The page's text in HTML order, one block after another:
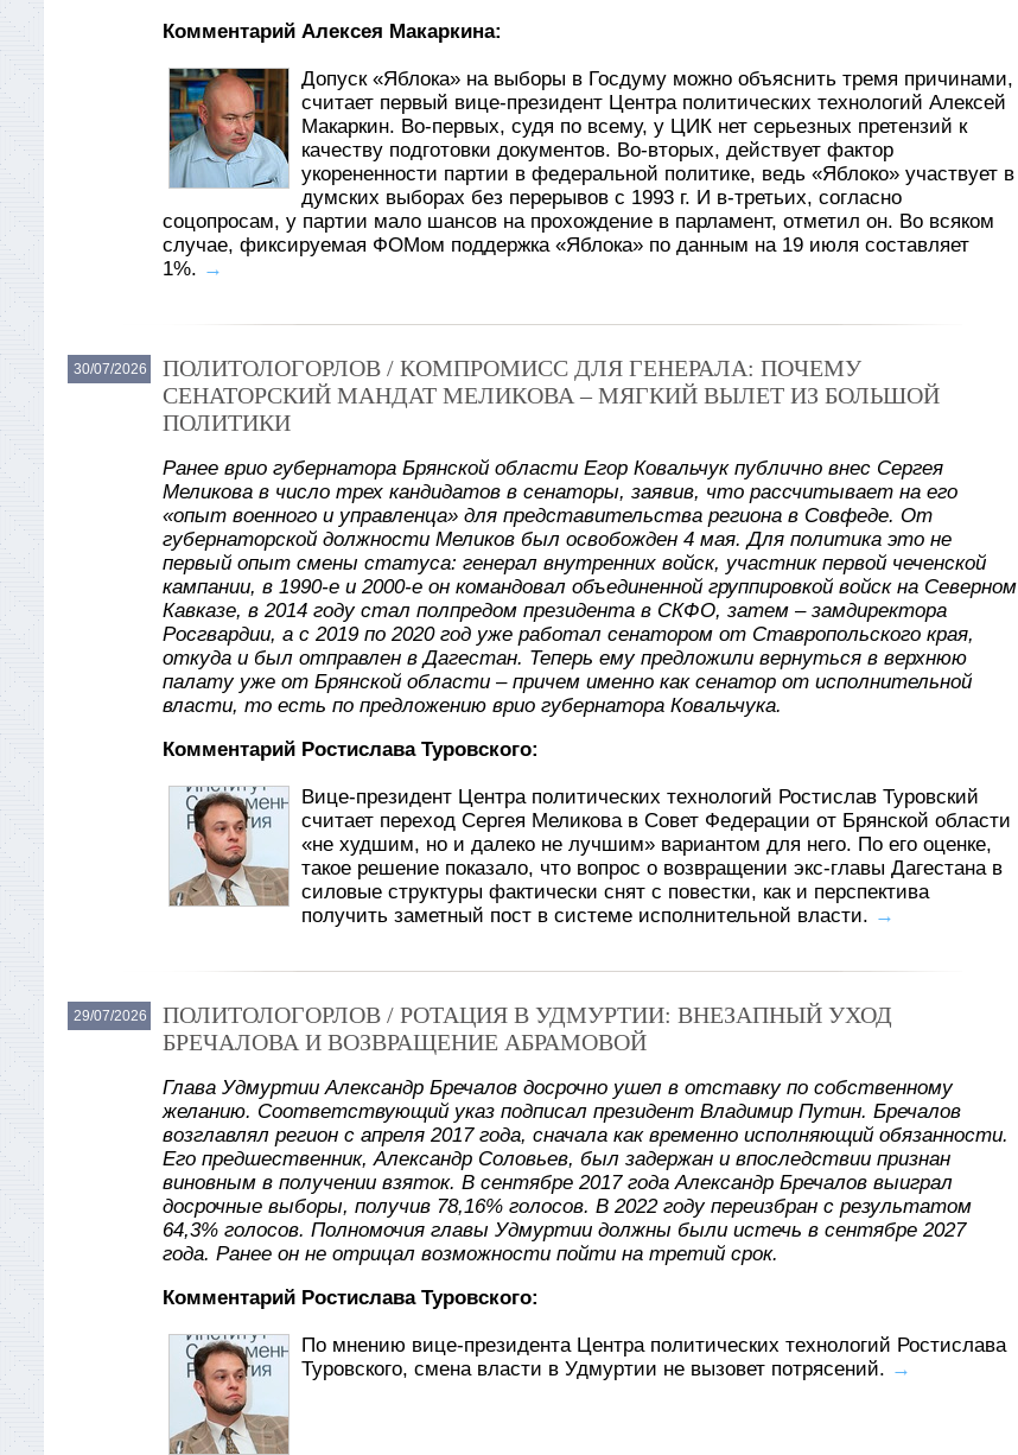
Комментарий Алексея Макаркина:
Допуск «Яблока» на выборы в Госдуму можно объяснить тремя причинами,
считает первый вице-президент Центра политических технологий Алексей
Макаркин. Во-первых, судя по всему, у ЦИК нет серьезных претензий к
качеству подготовки документов. Во-вторых, действует фактор
укорененности партии в федеральной политике, ведь «Яблоко» участвует в
думских выборах без перерывов с 1993 г. И в-третьих, согласно
соцопросам, у партии мало шансов на прохождение в парламент, отметил он. Во всяком
случае, фиксируемая ФОМом поддержка «Яблока» по данным на 19 июля составляет
1%. →
30/07/2026
ПОЛИТОЛОГОРЛОВ / КОМПРОМИСС ДЛЯ ГЕНЕРАЛА: ПОЧЕМУ
СЕНАТОРСКИЙ МАНДАТ МЕЛИКОВА – МЯГКИЙ ВЫЛЕТ ИЗ БОЛЬШОЙ
ПОЛИТИКИ
Ранее врио губернатора Брянской области Егор Ковальчук публично внес Сергея
Меликова в число трех кандидатов в сенаторы, заявив, что рассчитывает на его
«опыт военного и управленца» для представительства региона в Совфеде. От
губернаторской должности Меликов был освобожден 4 мая. Для политика это не
первый опыт смены статуса: генерал внутренних войск, участник первой чеченской
кампании, в 1990-е и 2000-е он командовал объединенной группировкой войск на Северном
Кавказе, в 2014 году стал полпредом президента в СКФО, затем – замдиректора
Росгвардии, а с 2019 по 2020 год уже работал сенатором от Ставропольского края,
откуда и был отправлен в Дагестан. Теперь ему предложили вернуться в верхнюю
палату уже от Брянской области – причем именно как сенатор от исполнительной
власти, то есть по предложению врио губернатора Ковальчука.
Комментарий Ростислава Туровского:
Вице-президент Центра политических технологий Ростислав Туровский
считает переход Сергея Меликова в Совет Федерации от Брянской области
«не худшим, но и далеко не лучшим» вариантом для него. По его оценке,
такое решение показало, что вопрос о возвращении экс-главы Дагестана в
силовые структуры фактически снят с повестки, как и перспектива
получить заметный пост в системе исполнительной власти. →
29/07/2026
ПОЛИТОЛОГОРЛОВ / РОТАЦИЯ В УДМУРТИИ: ВНЕЗАПНЫЙ УХОД
БРЕЧАЛОВА И ВОЗВРАЩЕНИЕ АБРАМОВОЙ
Глава Удмуртии Александр Бречалов досрочно ушел в отставку по собственному
желанию. Соответствующий указ подписал президент Владимир Путин. Бречалов
возглавлял регион с апреля 2017 года, сначала как временно исполняющий обязанности.
Его предшественник, Александр Соловьев, был задержан и впоследствии признан
виновным в получении взяток. В сентябре 2017 года Александр Бречалов выиграл
досрочные выборы, получив 78,16% голосов. В 2022 году переизбран с результатом
64,3% голосов. Полномочия главы Удмуртии должны были истечь в сентябре 2027
года. Ранее он не отрицал возможности пойти на третий срок.
Комментарий Ростислава Туровского:
По мнению вице-президента Центра политических технологий Ростислава
Туровского, смена власти в Удмуртии не вызовет потрясений. →